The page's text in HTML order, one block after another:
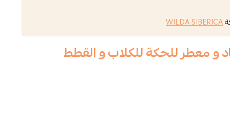
WILDA SIBERICA
و معطر للحكة للكلاب و القطط